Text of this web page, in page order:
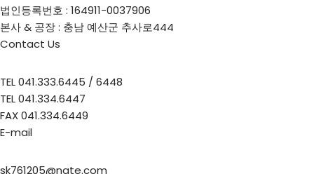
법인등록번호 : 164911-0037906
본사 & 공장 : 충남 예산군 추사로444
Contact Us
TEL 041.333.6445 / 6448
TEL 041.334.6447
FAX 041.334.6449
E-mail
sk761205@nate.com